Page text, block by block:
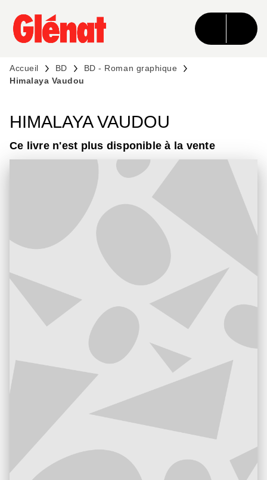
MENU RECHERCHE CONTENU
PIED DE PAGE
Accueil BD
BD - Roman graphique
Himalaya Vaudou
HIMALAYA VAUDOU
Ce livre n'est plus disponible à la vente